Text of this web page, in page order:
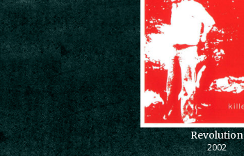
Revolution
2002